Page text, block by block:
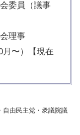
委員（議事
理事
月〜）【現在
自由民主党・衆議院議